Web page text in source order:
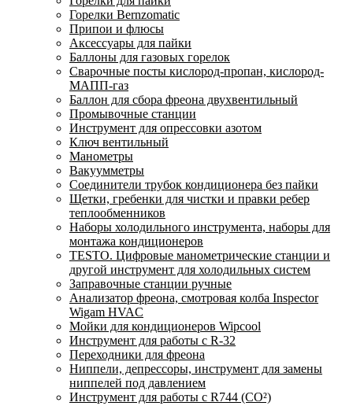
Горелки Bernzomatic
Припои и флюсы
Аксессуары для пайки
Баллоны для газовых горелок
Сварочные посты кислород-пропан, кислород-
МАПП-газ
Баллон для сбора фреона двухвентильный
Промывочные станции
Инструмент для опрессовки азотом
Ключ вентильный
Манометры
Вакуумметры
Соединители трубок кондиционера без пайки
Щетки, гребенки для чистки и правки ребер
теплообменников
Наборы холодильного инструмента, наборы для
монтажа кондиционеров
TESTO. Цифровые манометрические станции и
другой инструмент для холодильных систем
Заправочные станции ручные
Анализатор фреона, смотровая колба Inspector
Wigam HVAC
Мойки для кондиционеров Wipcool
Инструмент для работы с R-32
Переходники для фреона
Ниппели, депрессоры, инструмент для замены
ниппелей под давлением
Инструмент для работы с R744 (CO²)